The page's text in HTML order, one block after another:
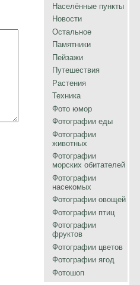
Населённые пункты
Новости
Остальное
Памятники
Пейзажи
Путешествия
Растения
Техника
Фото юмор
Фотографии еды
Фотографии
животных
Фотографии
морских обитателей
Фотографии
насекомых
Фотографии овощей
Фотографии птиц
Фотографии
фруктов
Фотографии цветов
Фотографии ягод
Фотошоп